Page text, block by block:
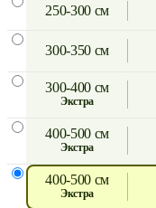
250-300 см
300-350 см
300-400 см
экстра
400-500 см
экстра
400-500 см
экстра